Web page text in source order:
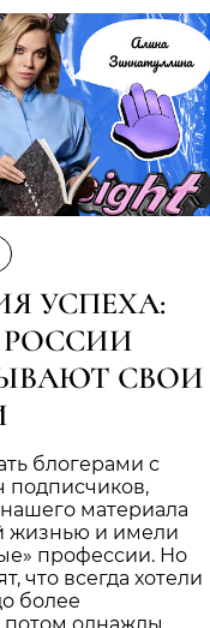
УСПЕХА:
РОССИИ
СВОИ
блогерами с
подписчиков,
материала
жизнью и имели
профессии. Но
что всегда хотели
более
потом однажды